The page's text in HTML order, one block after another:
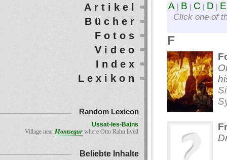
A B C D E
Click one of
F
Artikel
Bücher
Fotos
Video
Index
Lexikon
Random Lexicon
Ussat-les-Bains
Village near Montsegurwhere Otto Rahn lived
Beliebte Inhalte